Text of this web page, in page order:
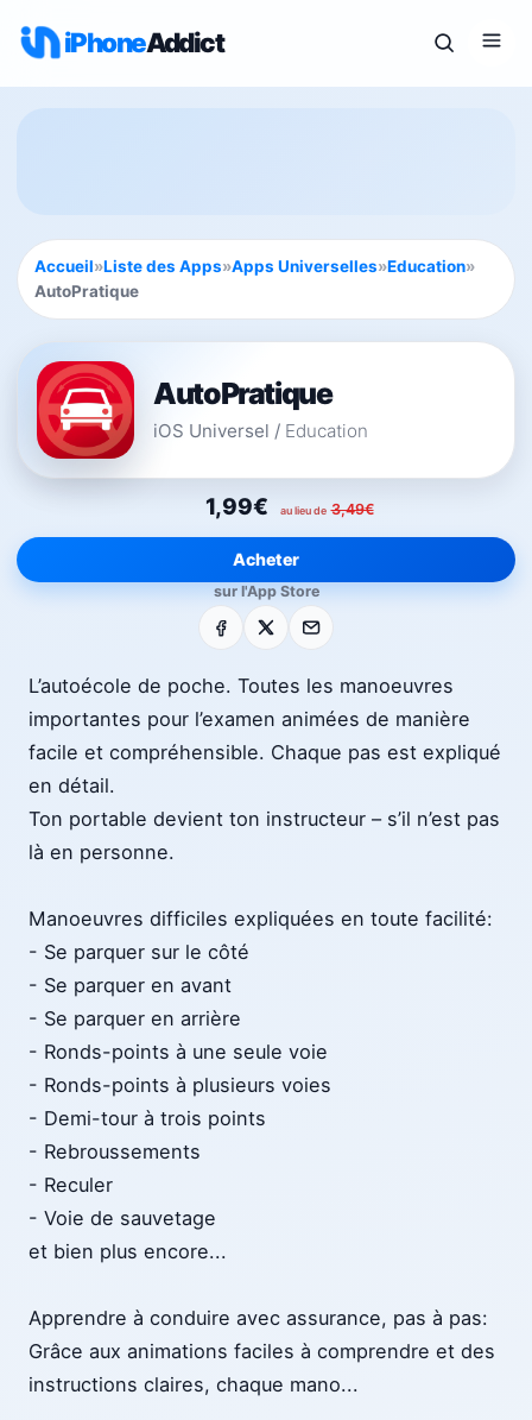
iPhoneAddict
Accueil»Liste des Apps»Apps Universelles»Education»
AutoPratique
AutoPratique
iOS Universel / Education
1,99€ au lieu de 3,49€
Acheter
sur l'App Store
Facebook E-mail
L’autoécole de poche. Toutes les manoeuvres
importantes pour l’examen animées de manière
facile et compréhensible. Chaque pas est expliqué
en détail.
Ton portable devient ton instructeur – s’il n’est pas
là en personne.
Manoeuvres difficiles expliquées en toute facilité:
- Se parquer sur le côté
- Se parquer en avant
- Se parquer en arrière
- Ronds-points à une seule voie
- Ronds-points à plusieurs voies
- Demi-tour à trois points
- Rebroussements
- Reculer
- Voie de sauvetage
et bien plus encore...
Apprendre à conduire avec assurance, pas à pas:
Grâce aux animations faciles à comprendre et des
instructions claires, chaque mano...